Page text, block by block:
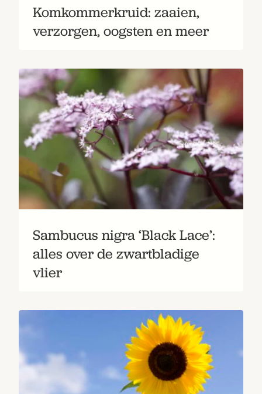
Komkommerkruid: zaaien,
verzorgen, oogsten en meer
Sambucus nigra ‘Black Lace’:
alles over de zwartbladige
vlier